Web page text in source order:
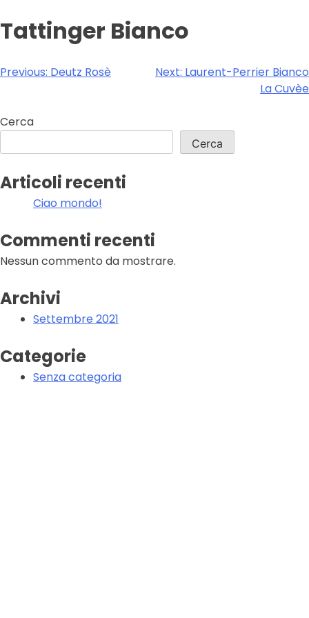
Tattinger Bianco
Navigazione
Previous: Deutz Rosè Next: Laurent-Perrier Bianco
La Cuvèe
Cerca
Cerca
Articoli recenti
Ciao mondo!
Commenti recenti
Nessun commento da mostrare.
Archivi
Settembre 2021
Categorie
Senza categoria